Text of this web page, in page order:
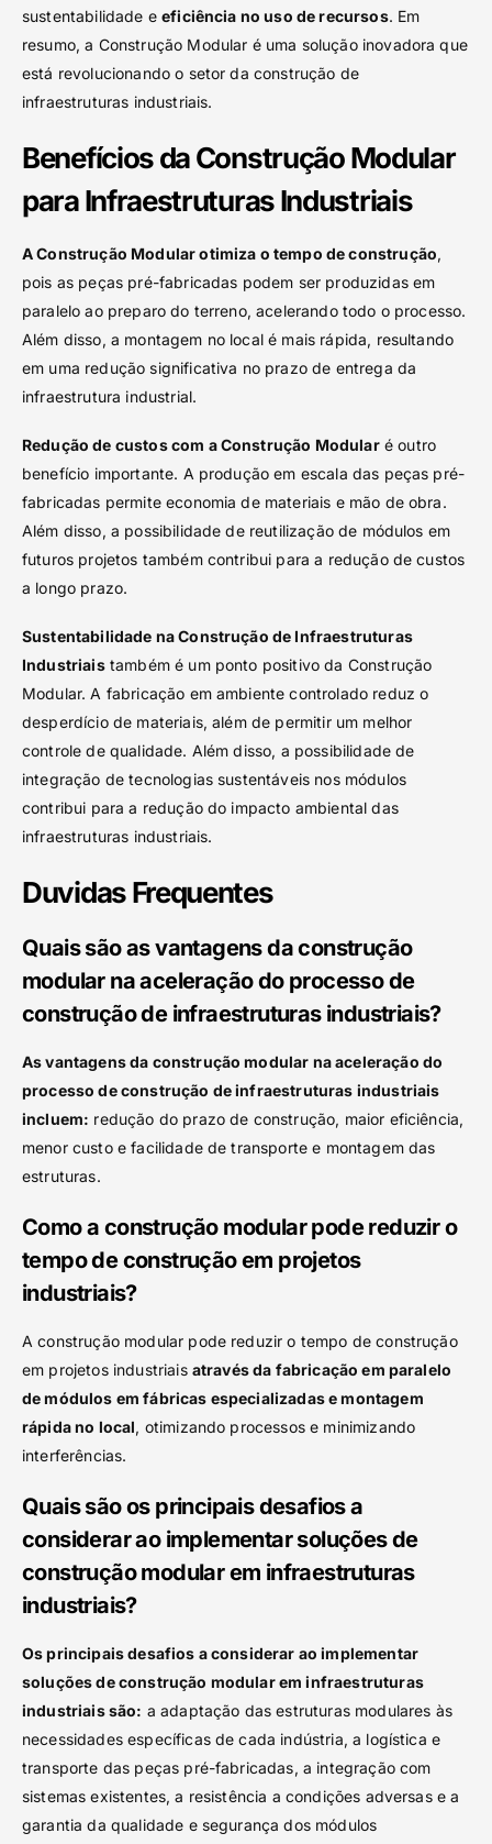
sustentabilidade eeficiência no uso de recursos. Em
resumo, a Construção Modular é uma solução inovadora que
está revolucionando o setor da construção de
infraestruturas industriais.
Benefícios da Construção Modular
para Infraestruturas Industriais
A Construção Modular otimiza o tempo de construção,
pois as peças pré-fabricadas podem ser produzidas em
paralelo ao preparo do terreno, acelerando todo o processo.
Além disso, a montagem no local é mais rápida, resultando
em uma redução significativa no prazo de entrega da
infraestrutura industrial.
Redução de custos com a Construção Modularé outro
benefício importante. A produção em escala das peças pré-
fabricadas permite economia de materiais e mão de obra.
Além disso, a possibilidade de reutilização de módulos em
futuros projetos também contribui para a redução de custos
a longo prazo.
Sustentabilidade na Construção de Infraestruturas
Industriaistambém é um ponto positivo da Construção
Modular. A fabricação em ambiente controlado reduz o
desperdício de materiais, além de permitir um melhor
controle de qualidade. Além disso, a possibilidade de
integração de tecnologias sustentáveis nos módulos
contribui para a redução do impacto ambiental das
infraestruturas industriais.
Duvidas Frequentes
Quais são as vantagens da construção
modular na aceleração do processo de
construção de infraestruturas industriais?
As vantagens da construção modular na aceleração do
processo de construção de infraestruturas industriais
incluem: redução do prazo de construção, maior eficiência,
menor custo e facilidade de transporte e montagem das
estruturas.
Como a construção modular pode reduzir o
tempo de construção em projetos
industriais?
A construção modular pode reduzir o tempo de construção
em projetos industriais através da fabricação em paralelo
de módulos em fábricas especializadas e montagem
rápida no local, otimizando processos e minimizando
interferências.
Quais são os principais desafios a
considerar ao implementar soluções de
construção modular em infraestruturas
industriais?
Os principais desafios a considerar ao implementar
soluções de construção modular em infraestruturas
industriais são: a adaptação das estruturas modulares às
necessidades específicas de cada indústria, a logística e
transporte das peças pré-fabricadas, a integração com
sistemas existentes, a resistência a condições adversas e a
garantia da qualidade e segurança dos módulos